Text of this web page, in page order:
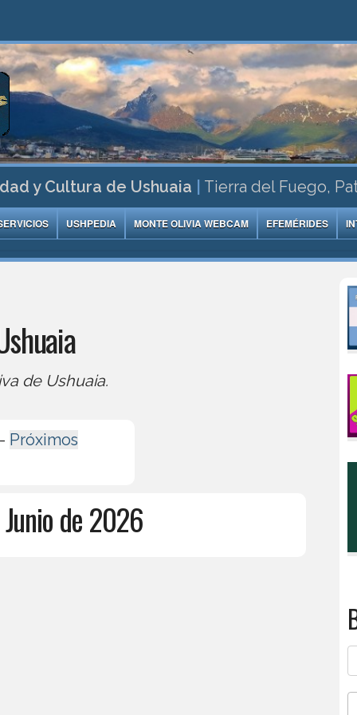
y Cultura de Ushuaia Tierra del Fuego,
USHPEDIA MONTE OLIVIA WEBCAM EFEMÉRIDES
de Ushuaia.
- Próximos
de 2026